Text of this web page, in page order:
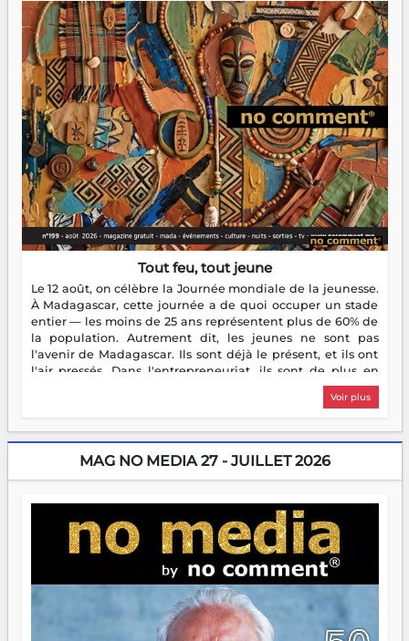
Tout feu, tout jeune
Le 12 août, on célèbre la Journée mondiale de la jeunesse.
À Madagascar, cette journée a de quoi occuper un stade
entier — les moins de 25 ans représentent plus de 60% de
la population. Autrement dit, les jeunes ne sont pas
l'avenir de Madagascar. Ils sont déjà le présent, et ils ont
l'air pressés. Dans l'entrepreneuriat, ils sont de plus en
plus nombreux à se lancer, à créer, à risquer — souvent
sans filet, souvent sans aide, mais toujours avec cette
dorment vraiment la nuit. En culture, les nouvelles sont
encore meilleures. Aina Rasamoelina vient de décrocher le
Prix RFI Instrumental Afrique. Miangaly Elia rafle le Prix
jeunes qui tiennent la torche. Alors oui, on pourrait
s'arrêter là, applaudir et rentrer chez soi satisfait. Mais ce
serait passer à côté d'une chose essentielle. La fougue, ça
brûle fort — et parfois, ça brûle vite. Une flamme sans
direction peut éclairer autant qu'elle peut consumer. C'est
là que les aînés entrent en scène — pas pour reprendre le
gouvernail, mais pour montrer où sont les récifs. Les jeunes
ont la force, les vieux ont l'expérience, comme on dit. Ce
n'est pas un combat de générations — c'est une question
Voir plus
MAG NO MEDIA 27 - JUILLET 2026